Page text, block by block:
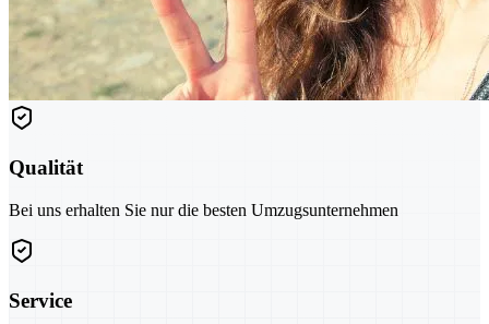
Qualität
Bei uns erhalten Sie nur die besten Umzugsunternehmen
Service